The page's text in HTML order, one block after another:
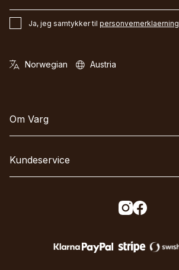
Ja, jeg samtykker til personvernerklaerning
Om Varg
Kundeservice